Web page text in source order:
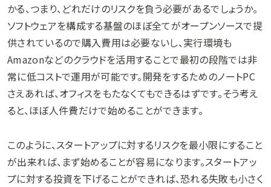
かる、つまり、どれだけのリスクを負う必要があるでしょうか。
ソフトウェアを構成する基盤のほぼ全てがオープンソースで提
供されているので購入費用は必要ないし、実行環境も
Amazonなどのクラウドを活用することで最初の段階では非
常に低コストで運用が可能です。開発をするためのノートPC
さえあれば、オフィスをもたなくてもできるはずです。そう考え
ると、ほぼ人件費だけで始めることができます。
このように、スタートアップに対するリスクを最小限にすること
が出来れば、まず始めることが容易になります。スタートアッ
プに対する投資を下げることができれば、恐れる失敗も小さく